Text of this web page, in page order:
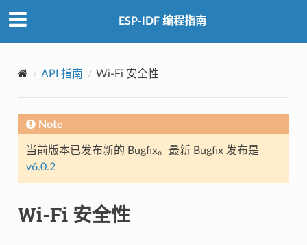
ESP-IDF 编程指南
API 指南 Wi-Fi 安全性
Note
当前版本已发布新的 Bugfix。最新 Bugfix 发布是
v6.0.2
Wi-Fi 安全性